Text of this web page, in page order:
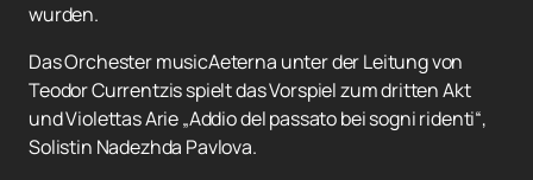
wurden.
Das Orchester musicAeterna unter der Leitung von
Teodor Currentzis spielt das Vorspiel zum dritten Akt
und Violettas Arie „Addio del passato bei sogni ridenti“,
Solistin Nadezhda Pavlova.